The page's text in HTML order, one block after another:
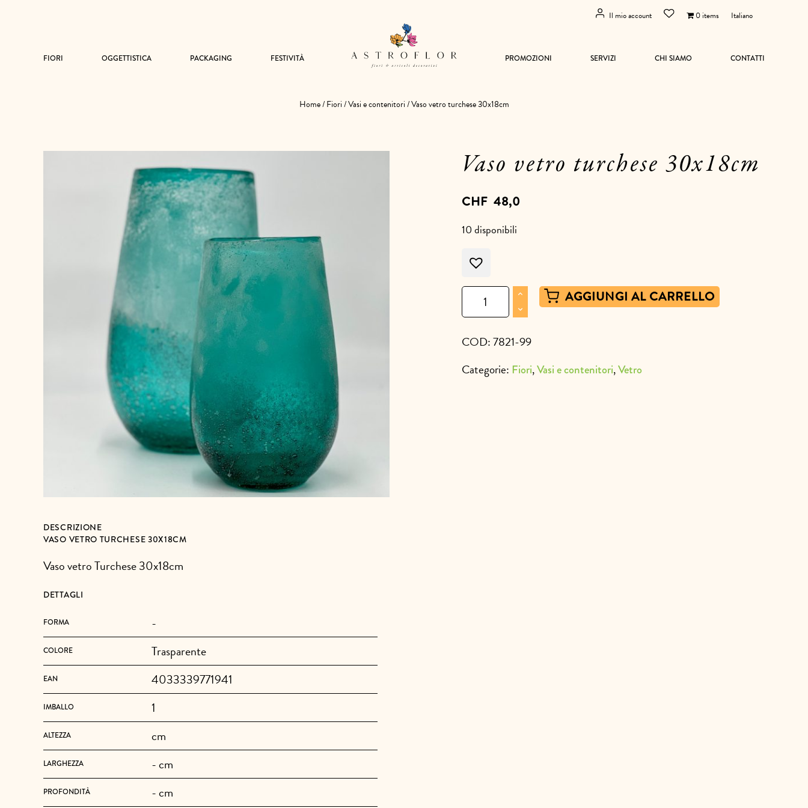
Il mio account 0 items Italiano
FIORI OGGETTISTICA PACKAGING FESTIVITÀ PROMOZIONI SERVIZI CHI SIAMO CONTATTI
Home/Fiori/Vasi e contenitori/ Vaso vetro turchese 30x18cm
Vaso vetro turchese 30x18cm
CHF 48,0
10 disponibili
Vaso
vetro
30x18cm
AGGIUNGI AL CARRELLO
COD:7821-99
Categorie: Fiori,Vasi e contenitori,Vetro
DESCRIZIONE
VASO VETRO TURCHESE 30X18CM
Vaso vetro Turchese 30x18cm
DETTAGLI
FORMA -
COLORE Trasparente
EAN 4033339771941
IMBALLO 1
ALTEZZA cm
LARGHEZZA - cm
PROFONDITÀ - cm